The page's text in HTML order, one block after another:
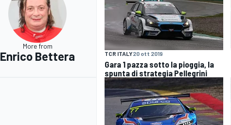
More from
Enrico Bettera TCR ITALY20 ott 2019
Gara 1 pazza sotto la pioggia, la
spunta di strategia Pellegrini